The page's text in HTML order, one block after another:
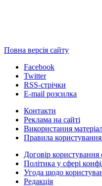
Повна версія сайту
Facebook
Twitter
RSS-стрічки
E-mail розсилка
Контакти
Реклама на сайті
Використання
Правила
Договір користування
Політика у сфері
Угода щодо
Редакція